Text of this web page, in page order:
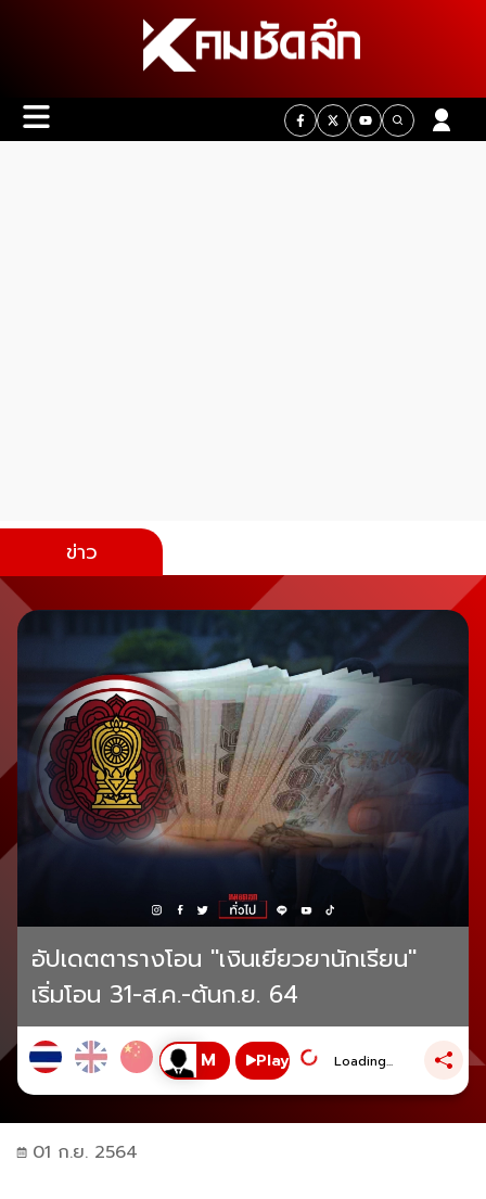
ข่าว
อัปเดตตารางโอน "เงินเยียวยานักเรียน"
เริ่มโอน 31-ส.ค.-ต้นก.ย. 64
Play Loading...
01 ก.ย. 2564